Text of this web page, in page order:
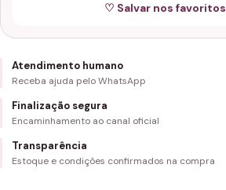
♡ Salvar nos favoritos
Atendimento humano
Receba ajuda pelo WhatsApp
Finalização segura
Encaminhamento ao canal oficial
Transparência
Estoque e condições confirmados na compra